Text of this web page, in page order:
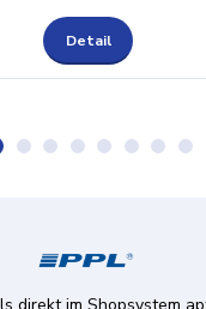
Detail